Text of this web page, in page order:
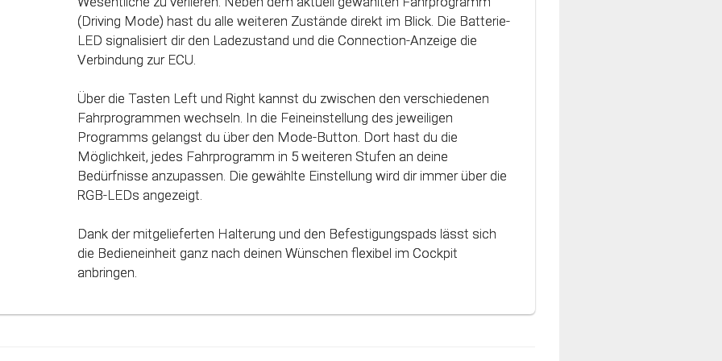
(Driving Mode) hast du alle weiteren Zustände direkt im Blick. Die Batterie-
LED signalisiert dir den Ladezustand und die Connection-Anzeige die
Verbindung zur ECU.
Über die Tasten Left und Right kannst du zwischen den verschiedenen
Fahrprogrammen wechseln. In die Feineinstellung des jeweiligen
Programms gelangst du über den Mode-Button. Dort hast du die
Möglichkeit, jedes Fahrprogramm in 5 weiteren Stufen an deine
Bedürfnisse anzupassen. Die gewählte Einstellung wird dir immer über die
RGB-LEDs angezeigt.
Dank der mitgelieferten Halterung und den Befestigungspads lässt sich
die Bedieneinheit ganz nach deinen Wünschen flexibel im Cockpit
anbringen.
einzelnen Fahrmodi (Fahrprogramme) automatisch an die Charakteristik
des Gaspedals angepasst. Mit Hilfe dieser innovativen Technologie
werden alle Potenziale deines Fahrzeuges erkannt und können optimal